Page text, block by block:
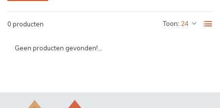
0 producten Toon:
Geen producten gevonden!...